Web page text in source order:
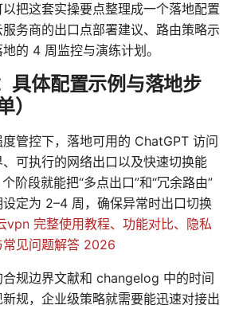
把这套实操要点整理成一个落地配置
务商的出口点部署建议、路由策略示
的 4 周监控与演练计划。
具体配置示例与落地步
）
管控下，落地可用的 ChatGPT 访问
可执行的网络出口以及快速切换能
阶段就能把“多点出口”和“冗余路由”
定为 2–4 周，确保异常时出口切换
vpn 完整使用教程、功能对比、隐私
见问题解答 2026
规边界文献和 changelog 中的时间
规，企业级策略就需要能迅速对接出